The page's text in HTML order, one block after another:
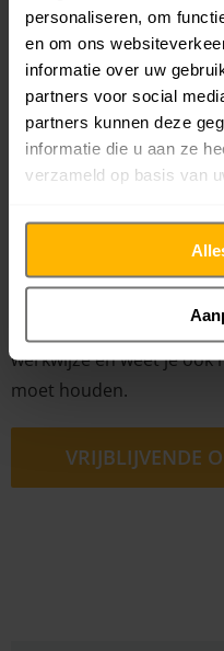
personaliseren, om
en om ons
informatie over uw
partners voor social
partners kunnen deze
informatie die u aan ze
verzameld op basis van
Ben je van plan om van
verhuizen en lijkt
ideale partner? Neem
elektronisch contact
staan je graag te woord
kennismakingsgesprek
een vrijblijvende en
deze manier krijg je een
werkwijze en weet je ook
moet houden.
VRIJBLIJVENDE